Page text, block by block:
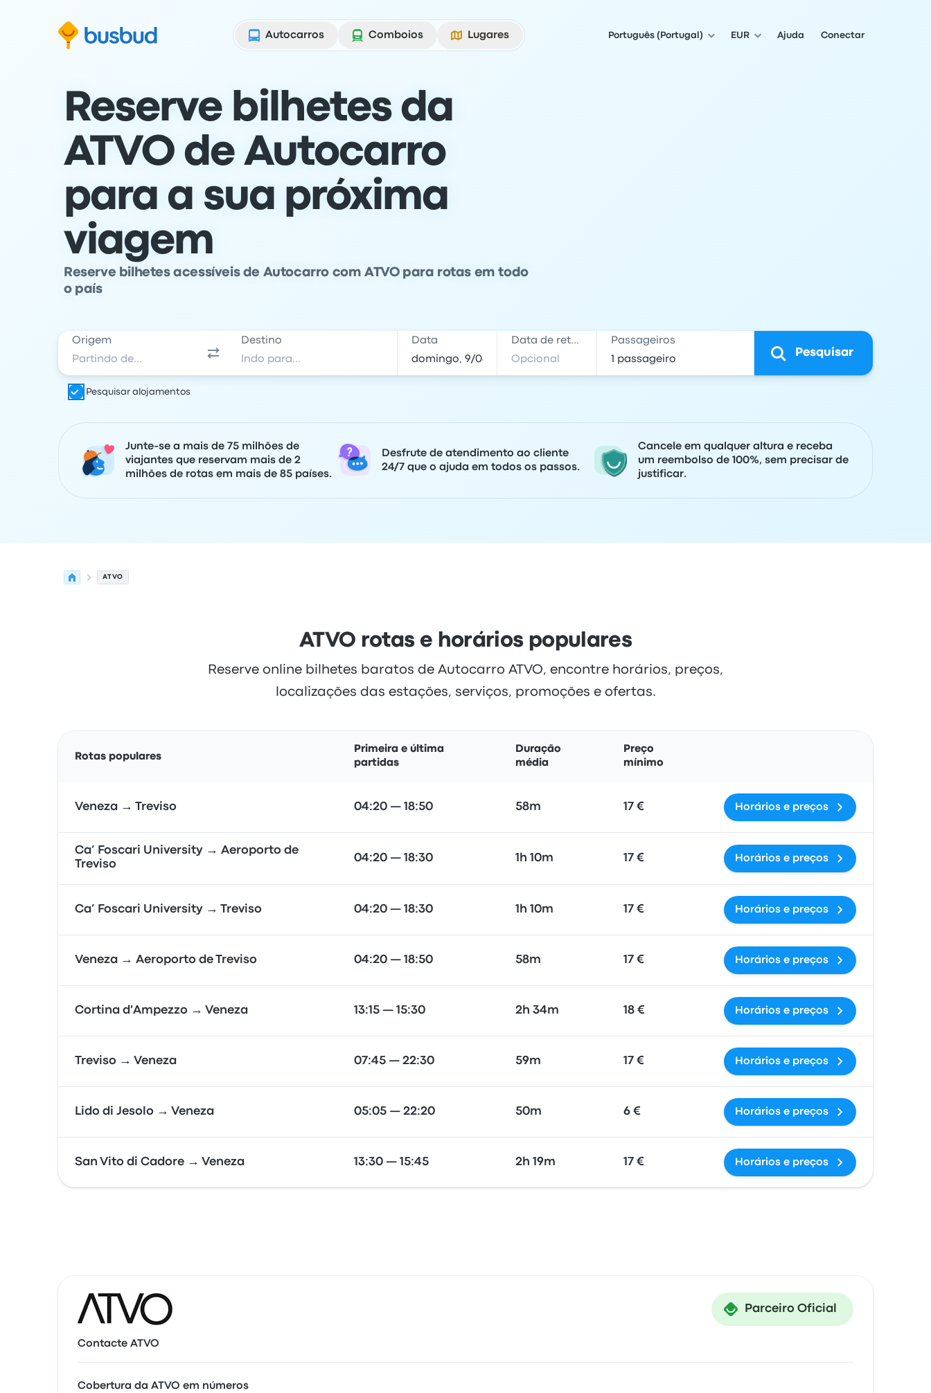
Autocarros
Comboios Lugares Português (Portugal) EUR Ajuda Conectar
Reserve bilhetes da
ATVO de Autocarro
para a sua próxima
viagem
Reserve bilhetes acessíveis de Autocarro com ATVO para rotas em todo
o país
Origem Destino Data Data de retorno Passageiros
Pesquisar
Pesquisar alojamentos
Junte-se a mais de 75 milhões de
viajantes que reservam mais de 2
milhões de rotas em mais de 85 países.
Desfrute de atendimento ao cliente
24/7 que o ajuda em todos os passos.
Cancele em qualquer altura e receba
um reembolso de 100%, sem precisar de
justificar.
ATVO
ATVO rotas e horários populares
Reserve online bilhetes baratos de Autocarro ATVO, encontre horários, preços,
localizações das estações, serviços, promoções e ofertas.
Rotas populares
Primeira e última
partidas
Duração
média
Preço
mínimo
Veneza → Treviso 04:20 — 18:50 58m 17 € Horários e preços
Ca’ Foscari University → Aeroporto de
Treviso
04:20 — 18:30 1h 10m 17 € Horários e preços
Ca’ Foscari University → Treviso 04:20 — 18:30 1h 10m 17 € Horários e preços
Veneza → Aeroporto de Treviso 04:20 — 18:50 58m 17 € Horários e preços
Cortina d'Ampezzo → Veneza 13:15 — 15:30 2h 34m 18 € Horários e preços
Treviso → Veneza 07:45 — 22:30 59m 17 € Horários e preços
Lido di Jesolo → Veneza 05:05 — 22:20 50m 6 € Horários e preços
San Vito di Cadore → Veneza 13:30 — 15:45 2h 19m 17 € Horários e preços
Parceiro Oficial
Contacte ATVO
Cobertura da ATVO em números